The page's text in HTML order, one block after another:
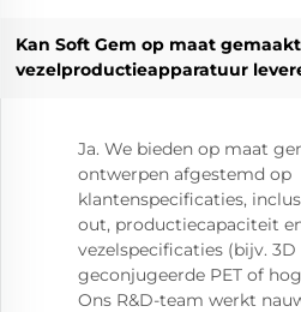
Kan Soft Gem op maat
vezelproductieapparatuur
Ja. We bieden op maat
ontwerpen afgestemd op
klantenspecificaties,
out, productiecapaciteit
vezelspecificaties (bijv.
geconjugeerde PET of
Ons R&D-team werkt